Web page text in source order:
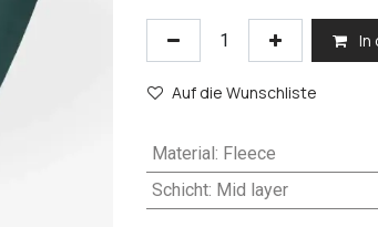
In
Auf die Wunschliste
Material: Fleece
Schicht: Mid layer